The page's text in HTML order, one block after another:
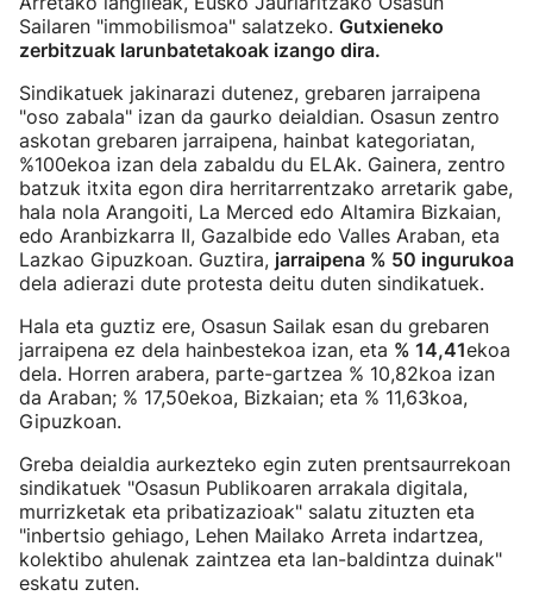
Sailaren "immobilismoa" salatzeko. Gutxieneko
zerbitzuak larunbatetakoak izango dira.
Sindikatuek jakinarazi dutenez, grebaren jarraipena
"oso zabala" izan da gaurko deialdian. Osasun zentro
askotan grebaren jarraipena, hainbat kategoriatan,
%100ekoa izan dela zabaldu du ELAk. Gainera, zentro
batzuk itxita egon dira herritarrentzako arretarik gabe,
hala nola Arangoiti, La Merced edo Altamira Bizkaian,
edo Aranbizkarra II, Gazalbide edo Valles Araban, eta
Lazkao Gipuzkoan. Guztira, jarraipena % 50 ingurukoa
dela adierazi dute protesta deitu duten sindikatuek.
Hala eta guztiz ere, Osasun Sailak esan du grebaren
jarraipena ez dela hainbestekoa izan, eta % 14,41ekoa
dela. Horren arabera, parte-gartzea % 10,82koa izan
da Araban; % 17,50ekoa, Bizkaian; eta % 11,63koa,
Gipuzkoan.
Greba deialdia aurkezteko egin zuten prentsaurrekoan
sindikatuek "Osasun Publikoaren arrakala digitala,
murrizketak eta pribatizazioak" salatu zituzten eta
"inbertsio gehiago, Lehen Mailako Arreta indartzea,
kolektibo ahulenak zaintzea eta lan-baldintza duinak"
eskatu zuten.